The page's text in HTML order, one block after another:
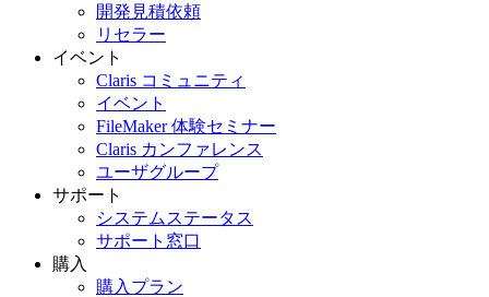
開発見積依頼
リセラー
イベント
Claris コミュニティ
イベント
FileMaker 体験セミナー
Claris カンファレンス
ユーザグループ
サポート
システムステータス
サポート窓口
購入
購入プラン